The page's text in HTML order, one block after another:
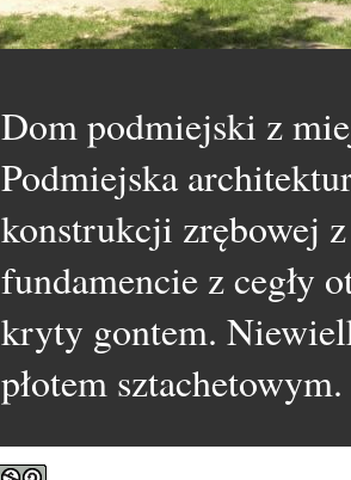
Dom podmiejski z
Podmiejska
konstrukcji zrębowej
fundamencie z cegły
kryty gontem.
płotem sztachetowym.